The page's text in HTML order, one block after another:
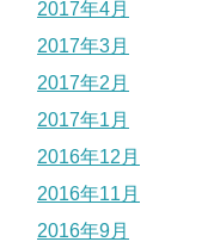
2017年4月
2017年3月
2017年2月
2017年1月
2016年12月
2016年11月
2016年9月